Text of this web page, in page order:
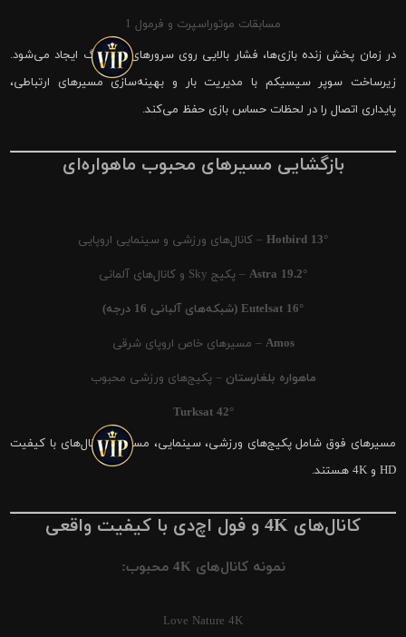
مسابقات موتوراسپرت و فرمول 1
در زمان پخش زنده بازی‌ها، فشار بالایی روی سرورهای شیرینگ ایجاد می‌شود.
زیرساخت سوپر سیسیکم با مدیریت بار و بهینه‌سازی مسیرهای ارتباطی،
پایداری اتصال را در لحظات حساس بازی حفظ می‌کند.
بازگشایی مسیرهای محبوب ماهواره‌ای
Hotbird 13° – کانال‌های ورزشی و سینمایی اروپایی
Astra 19.2° – پکیج Sky و کانال‌های آلمانی
Eutelsat 16° (شبکه‌های آلبانی 16 درجه)
Amos – مسیرهای خاص اروپای شرقی
ماهواره بلغارستان – پکیج‌های ورزشی محبوب
Turksat 42°
مسیرهای فوق شامل پکیج‌های ورزشی، سینمایی، مستند و کانال‌های با کیفیت
HD و 4K هستند.
کانال‌های 4K و فول اچ‌دی با کیفیت واقعی
نمونه کانال‌های 4K محبوب:
Love Nature 4K